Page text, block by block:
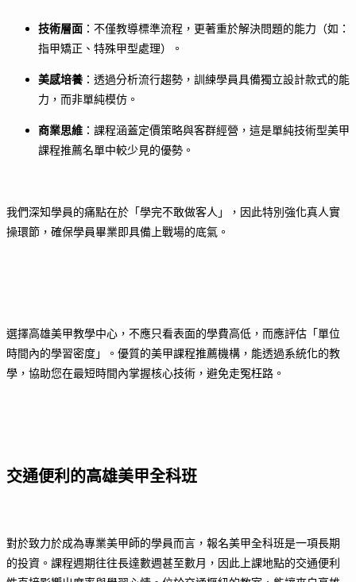
技術層面 ：不僅教導標準流程，更著重於解決問題的能力（如：
指甲矯正、特殊甲型處理）。
美感培養：透過分析流行趨勢，訓練學員具備獨立設計款式的能
力，而非單純模仿。
商業思維 ：課程涵蓋定價策略與客群經營，這是單純技術型美甲
課程推薦名單中較少見的優勢。
我們深知學員的痛點在於「學完不敢做客人」，因此特別強化真人實
操環節，確保學員畢業即具備上戰場的底氣。
選擇高雄美甲教學中心，不應只看表面的學費高低，而應評估「單位
時間內的學習密度」。優質的美甲課程推薦機構，能透過系統化的教
學，協助您在最短時間內掌握核心技術，避免走冤枉路。
交通便利的高雄美甲全科班
對於致力於成為專業美甲師的學員而言，報名美甲全科班是一項長期
的投資。課程週期往往長達數週甚至數月，因此上課地點的交通便利